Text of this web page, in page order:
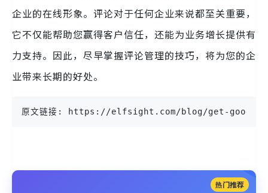
企业的在线形象。评论对于任何企业来说都至关重要，
它不仅能帮助您赢得客户信任，还能为业务增长提供有
力支持。因此，尽早掌握评论管理的技巧，将为您的企
业带来长期的好处。
原文链接: https://elfsight.com/blog/get-
热门推荐